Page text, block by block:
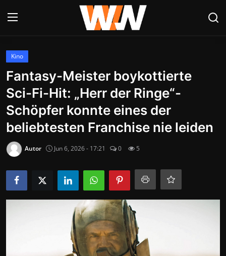
Datenschutzerklärung
Contact
Aktuelles
Kultur & Unterhaltung
Lifestyle & Gesellschaft
Tech & IT-Security
Kino
Fantasy-Meister boykottierte
Sci-Fi-Hit: „Herr der Ringe“-
Schöpfer konnte eines der
beliebtesten Franchise nie leiden
Autor Jun 6, 2026 - 17:21 0 5